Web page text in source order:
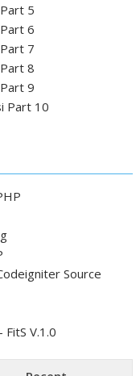
5
6
7
8
9
Part 10
Source
V.1.0